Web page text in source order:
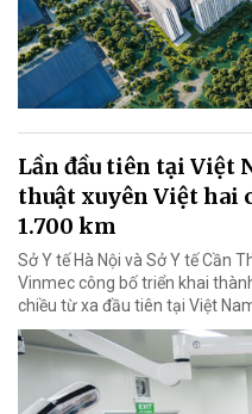
Lần đầu tiên tại Việt
thuật xuyên Việt hai
1.700 km
Sở Y tế Hà Nội và Sở Y tế Cần
Vinmec công bố triển khai
chiều từ xa đầu tiên tại Việt